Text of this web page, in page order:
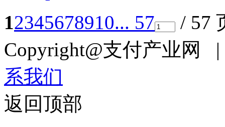
12345678910... 57
/ 57
Copyright@支付产业
系我们
返回顶部